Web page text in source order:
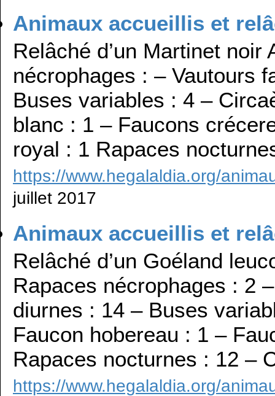
Animaux accueillis et
Relâché d’un Martinet
nécrophages : – Vautours
Buses variables : 4 –
blanc : 1 – Faucons
royal : 1 Rapaces
https://www.hegalaldia.org/
juillet 2017
Animaux accueillis et
Relâché d’un Goéland
Rapaces nécrophages : 2
diurnes : 14 – Buses
Faucon hobereau : 1 –
Rapaces nocturnes : 12 –
https://www.hegalaldia.org/